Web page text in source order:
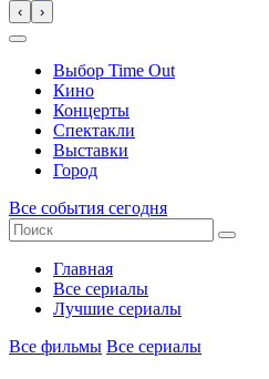
‹ ›
Выбор Time Out
Кино
Концерты
Спектакли
Выставки
Город
Все события сегодня
Главная
Все сериалы
Лучшие сериалы
Все фильмы Все сериалы